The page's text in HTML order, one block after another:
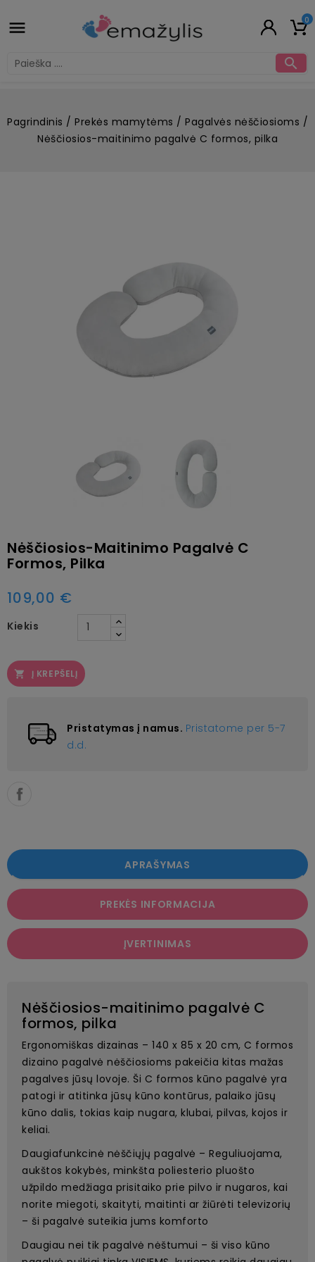
 0

Pagrindinis Prekės mamytėms
Pagalvės nėščiosioms
Nėščiosios-maitinimo pagalvė C formos, pilka
Nėščiosios-Maitinimo Pagalvė C
Formos, Pilka
109,00 €
Kiekis
 Į KREPŠELĮ
Pristatymas į namus. Pristatome per 5-7
d.d.
APRAŠYMAS
PREKĖS INFORMACIJA
ĮVERTINIMAS
Nėščiosios-maitinimo pagalvė C
formos, pilka
Ergonomiškas dizainas – 140 x 85 x 20 cm, C formos
dizaino pagalvė nėščiosioms pakeičia kitas mažas
pagalves jūsų lovoje. Ši C formos kūno pagalvė yra
patogi ir atitinka jūsų kūno kontūrus, palaiko jūsų
kūno dalis, tokias kaip nugara, klubai, pilvas, kojos ir
keliai.
Daugiafunkcinė nėščiųjų pagalvė – Reguliuojama,
aukštos kokybės, minkšta poliesterio pluošto
užpildo medžiaga prisitaiko prie pilvo ir nugaros, kai
norite miegoti, skaityti, maitinti ar žiūrėti televizorių
– ši pagalvė suteikia jums komforto
Daugiau nei tik pagalvė nėštumui – ši viso kūno